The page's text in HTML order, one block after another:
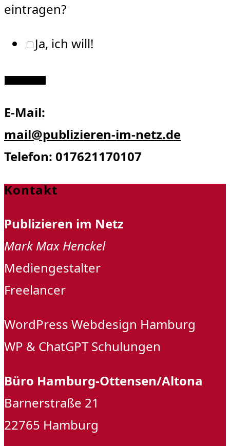
eintragen?
Ja, ich will!
E-Mail:
mail@publizieren-im-netz.de
Telefon: 017621170107
Kontakt
Publizieren im Netz
Mark Max Henckel
Mediengestalter
Freelancer
WordPress Webdesign Hamburg
WP & ChatGPT Schulungen
Büro Hamburg-Ottensen/Altona
Barnerstraße 21
22765 Hamburg